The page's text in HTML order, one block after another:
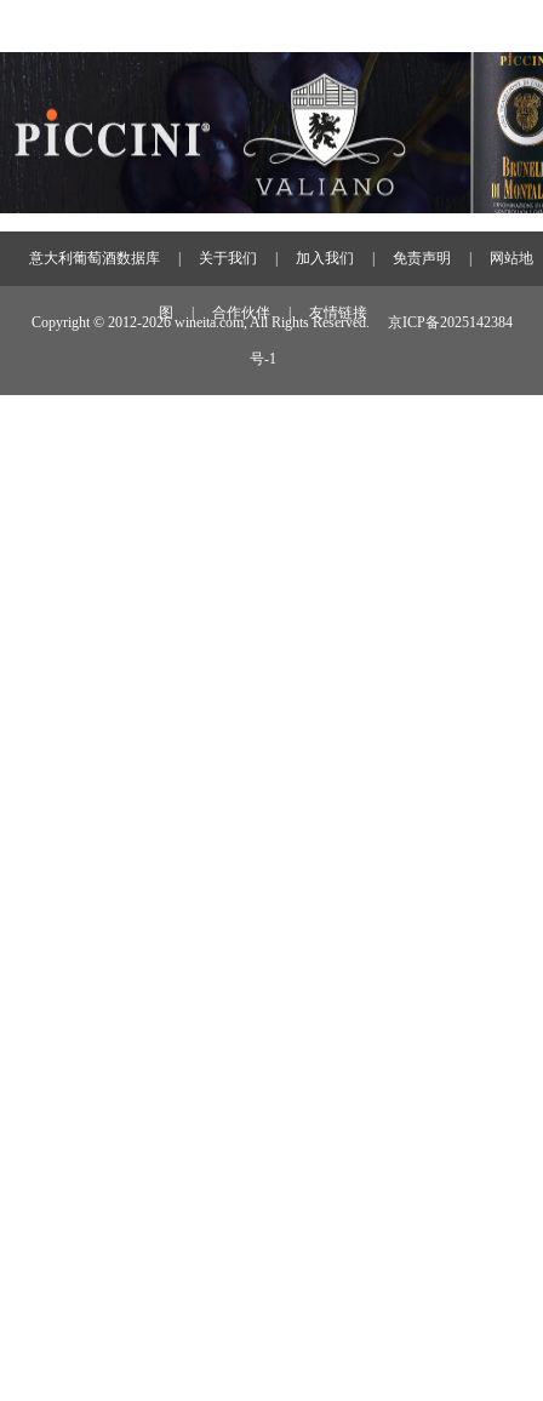
意大利葡萄酒数据库 关于我们 加入我们 免责声明 网站地
图 合作伙伴 友情链接
Copyright © 2012-2026 wineita.com, All Rights Reserved. 京ICP备2025142384
号-1